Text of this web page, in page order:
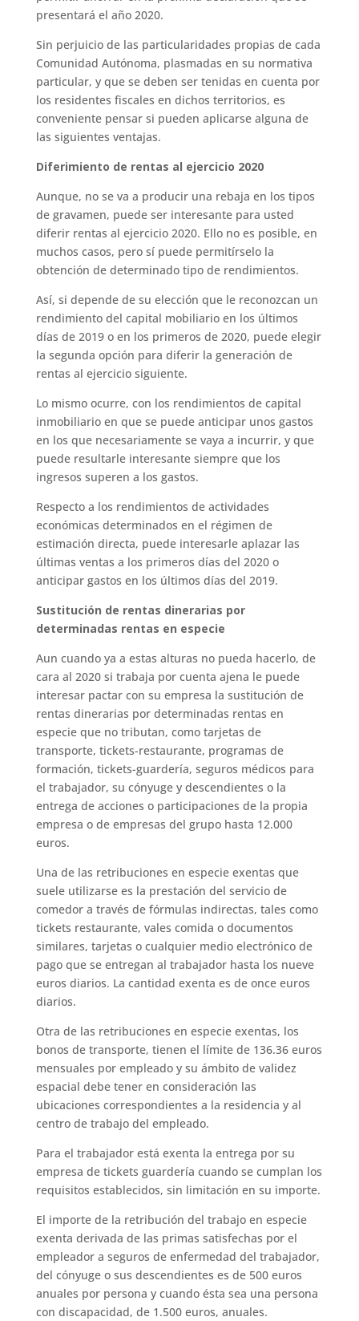
presentará el año 2020.
Sin perjuicio de las particularidades propias de cada
Comunidad Autónoma, plasmadas en su normativa
particular, y que se deben ser tenidas en cuenta por
los residentes fiscales en dichos territorios, es
conveniente pensar si pueden aplicarse alguna de
las siguientes ventajas.
Diferimiento de rentas al ejercicio 2020
Aunque, no se va a producir una rebaja en los tipos
de gravamen, puede ser interesante para usted
diferir rentas al ejercicio 2020. Ello no es posible, en
muchos casos, pero sí puede permitírselo la
obtención de determinado tipo de rendimientos.
Así, si depende de su elección que le reconozcan un
rendimiento del capital mobiliario en los últimos
días de 2019 o en los primeros de 2020, puede elegir
la segunda opción para diferir la generación de
rentas al ejercicio siguiente.
Lo mismo ocurre, con los rendimientos de capital
inmobiliario en que se puede anticipar unos gastos
en los que necesariamente se vaya a incurrir, y que
puede resultarle interesante siempre que los
ingresos superen a los gastos.
Respecto a los rendimientos de actividades
económicas determinados en el régimen de
estimación directa, puede interesarle aplazar las
últimas ventas a los primeros días del 2020 o
anticipar gastos en los últimos días del 2019.
Sustitución de rentas dinerarias por
determinadas rentas en especie
Aun cuando ya a estas alturas no pueda hacerlo, de
cara al 2020 si trabaja por cuenta ajena le puede
interesar pactar con su empresa la sustitución de
rentas dinerarias por determinadas rentas en
especie que no tributan, como tarjetas de
transporte, tickets-restaurante, programas de
formación, tickets-guardería, seguros médicos para
el trabajador, su cónyuge y descendientes o la
entrega de acciones o participaciones de la propia
empresa o de empresas del grupo hasta 12.000
euros.
Una de las retribuciones en especie exentas que
suele utilizarse es la prestación del servicio de
comedor a través de fórmulas indirectas, tales como
tickets restaurante, vales comida o documentos
similares, tarjetas o cualquier medio electrónico de
pago que se entregan al trabajador hasta los nueve
euros diarios. La cantidad exenta es de once euros
diarios.
Otra de las retribuciones en especie exentas, los
bonos de transporte, tienen el límite de 136.36 euros
mensuales por empleado y su ámbito de validez
espacial debe tener en consideración las
ubicaciones correspondientes a la residencia y al
centro de trabajo del empleado.
Para el trabajador está exenta la entrega por su
empresa de tickets guardería cuando se cumplan los
requisitos establecidos, sin limitación en su importe.
El importe de la retribución del trabajo en especie
exenta derivada de las primas satisfechas por el
empleador a seguros de enfermedad del trabajador,
del cónyuge o sus descendientes es de 500 euros
anuales por persona y cuando ésta sea una persona
con discapacidad, de 1.500 euros, anuales.